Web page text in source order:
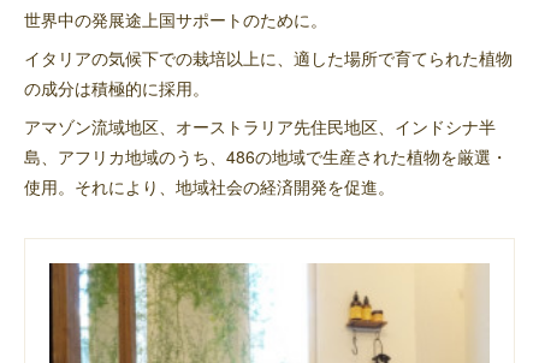
世界中の発展途上国サポートのために。
イタリアの気候下での栽培以上に、適した場所で育てられた植物
の成分は積極的に採用。
アマゾン流域地区、オーストラリア先住民地区、インドシナ半
島、アフリカ地域のうち、486の地域で生産された植物を厳選・
使用。それにより、地域社会の経済開発を促進。